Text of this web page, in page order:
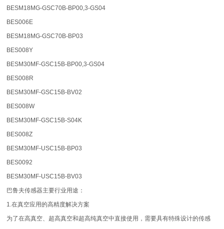
BESM18MG-GSC70B-BP00,3-GS04
BES006E
BESM18MG-GSC70B-BP03
BES008Y
BESM30MF-GSC15B-BP00,3-GS04
BES008R
BESM30MF-GSC15B-BV02
BES008W
BESM30MF-GSC15B-S04K
BES008Z
BESM30MF-USC15B-BP03
BES0092
BESM30MF-USC15B-BV03
巴鲁夫传感器主要行业用途：
1.在真空应用的高精度解决方案
为了在高真空、超高真空和超高纯真空中直接使用，需要具有特殊设计的传感